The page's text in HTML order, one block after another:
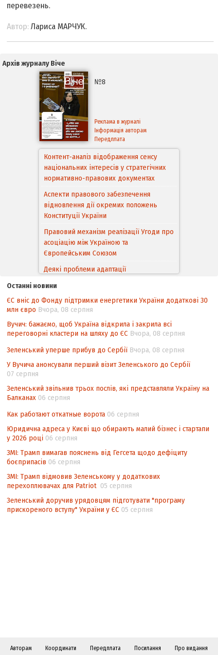
перевезень.
Автор:Лариса МАРЧУК.
Архів журналу Віче
№8
Реклама в журналі
Інформація авторам
Передплата
Контент-аналіз відображення сенсу
національних інтересів у стратегічних
нормативно-правових документах
Аспекти правового забезпечення
відновлення дії окремих положень
Конституції України
Правовий механізм реалізації Угоди про
асоціацію між Україною та
Європейським Cоюзом
Деякі проблеми адаптації
походження товарів відповідно до
Угоди про торговельні аспекти прав
інтелектуальної власності (TRIPS) у
контексті євроінтеграції
Аналіз виборчого законодавства щодо
невизначеності механізму повторного
підрахунку голосів виборців
Останні новини
ЄС вніс до Фонду підтримки енергетики України додаткові 30
млн євро Вчора, 08 серпня
Вучич: бажаємо, щоб Україна відкрила і закрила всі
переговорні кластери на шляху до ЄС Вчора, 08 серпня
Зеленський уперше прибув до Сербії Вчора, 08 серпня
У Вучича анонсували перший візит Зеленського до Сербії
07 серпня
Зеленський звільнив трьох послів, які представляли Україну на
Балканах 06 серпня
Как работают откатные ворота 06 серпня
Юридична адреса у Києві що обирають малий бізнес і стартапи
у 2026 році 06 серпня
ЗМІ: Трамп вимагав пояснень від Гегсета щодо дефіциту
боєприпасів 06 серпня
ЗМІ: Трамп відмовив Зеленському у додаткових
перехоплювачах для Patriot 05 серпня
Зеленський доручив урядовцям підготувати "програму
прискореного вступу" України у ЄС 05 серпня
Авторам Координати Передплата Посилання Про видання